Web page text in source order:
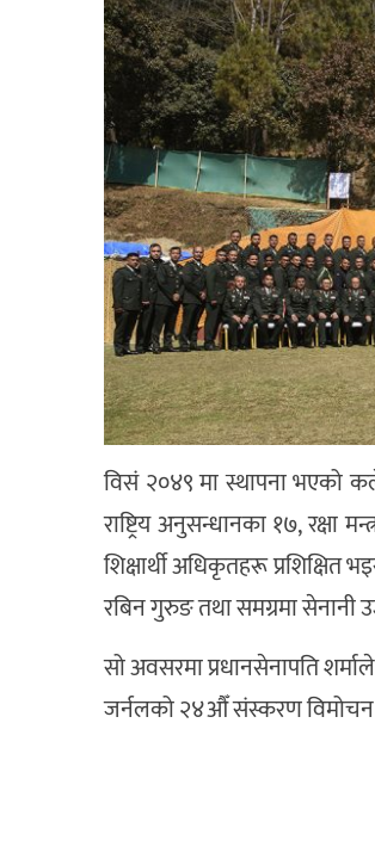
विसं २०४९ मा स्थापना भएको
राष्ट्रिय अनुसन्धानका १७,
शिक्षार्थी अधिकृतहरू प्रशिक्षित
रबिन गुरुङ तथा समग्रमा सेनानी
सो अवसरमा प्रधानसेनापति
जर्नलको २४औँ संस्करण विमोचन